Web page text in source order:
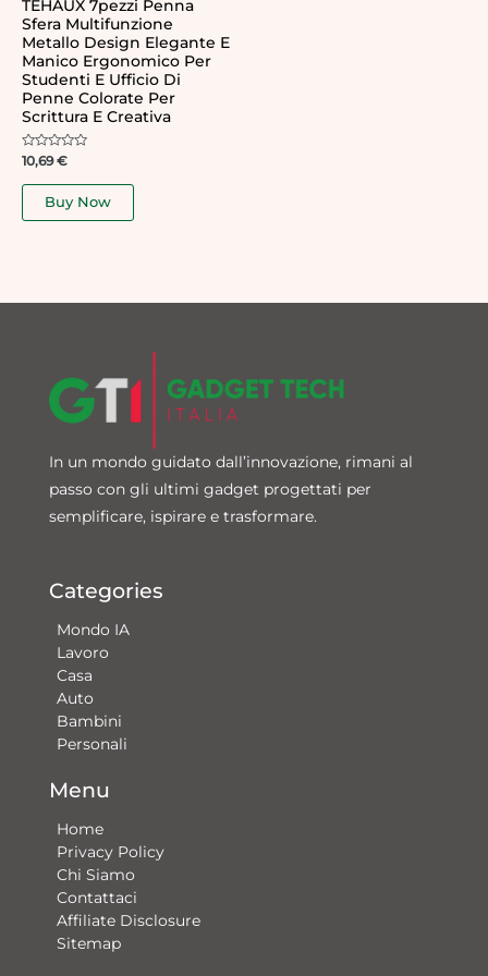
TEHAUX 7pezzi Penna
Sfera Multifunzione
Metallo Design Elegante E
Manico Ergonomico Per
Studenti E Ufficio Di
Penne Colorate Per
Scrittura E Creativa
Rated
out
10,69€
Buy Now
In un mondo guidato dall’innovazione, rimani al
passo con gli ultimi gadget progettati per
semplificare, ispirare e trasformare.
Categories
Mondo IA
Lavoro
Casa
Auto
Bambini
Personali
Menu
Home
Privacy Policy
Chi Siamo
Contattaci​
Affiliate Disclosure
Sitemap